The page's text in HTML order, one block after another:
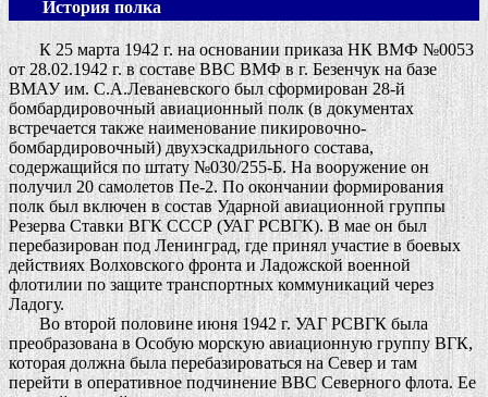
История полка
К 25 марта 1942 г. на основании приказа НК ВМФ №0053
от 28.02.1942 г. в составе ВВС ВМФ в г. Безенчук на базе
ВМАУ им. С.А.Леваневского был сформирован 28-й
бомбардировочный авиационный полк (в документах
встречается также наименование пикировочно-
бомбардировочный) двухэскадрильного состава,
содержащийся по штату №030/255-Б. На вооружение он
получил 20 самолетов Пе-2. По окончании формирования
полк был включен в состав Ударной авиационной группы
Резерва Ставки ВГК СССР (УАГ РСВГК). В мае он был
перебазирован под Ленинград, где принял участие в боевых
действиях Волховского фронта и Ладожской военной
флотилии по защите транспортных коммуникаций через
Ладогу.
Во второй половине июня 1942 г. УАГ РСВГК была
преобразована в Особую морскую авиационную группу ВГК,
которая должна была перебазироваться на Север и там
перейти в оперативное подчинение ВВС Северного флота. Ее